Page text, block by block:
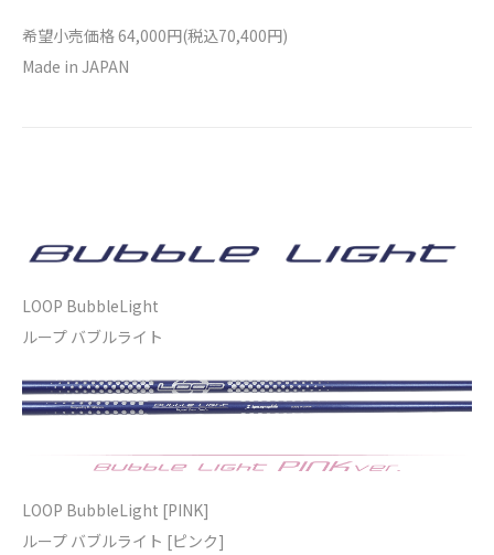
希望小売価格 64,000円(税込70,400円)
Made in JAPAN
LOOP BubbleLight
ループ バブルライト
LOOP BubbleLight [PINK]
ループ バブルライト [ピンク]